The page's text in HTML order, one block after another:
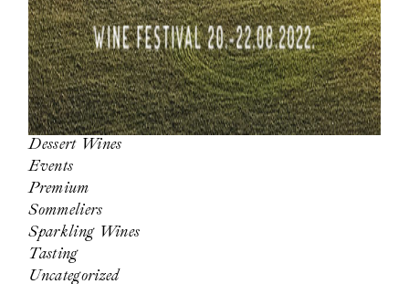
Dessert Wines
Events
Premium
Sommeliers
Sparkling Wines
Tasting
Uncategorized